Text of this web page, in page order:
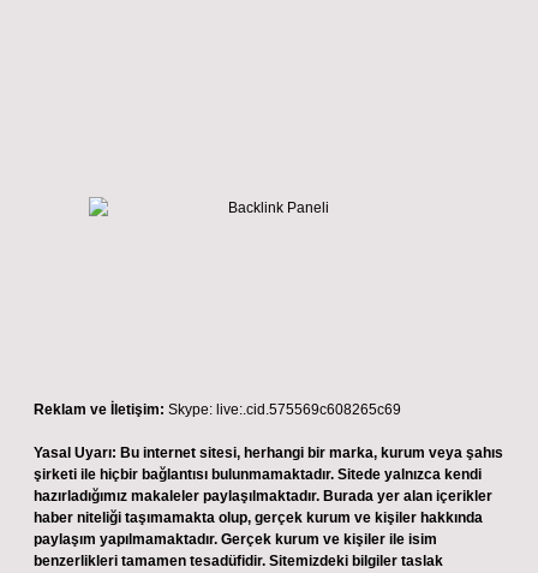
Reklam ve İletişim: Skype: live:.cid.575569c608265c69
Yasal Uyarı: Bu internet sitesi, herhangi bir marka, kurum veya şahıs
şirketi ile hiçbir bağlantısı bulunmamaktadır. Sitede yalnızca kendi
hazırladığımız makaleler paylaşılmaktadır. Burada yer alan içerikler
haber niteliği taşımamakta olup, gerçek kurum ve kişiler hakkında
paylaşım yapılmamaktadır. Gerçek kurum ve kişiler ile isim
benzerlikleri tamamen tesadüfidir. Sitemizdeki bilgiler taslak